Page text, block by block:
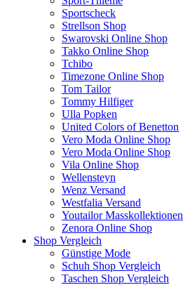
Sportscheck
Strellson Shop
Swarovski Online Shop
Takko Online Shop
Tchibo
Timezone Online Shop
Tom Tailor
Tommy Hilfiger
Ulla Popken
United Colors of Benetton
Vero Moda Online Shop
Vero Moda Online Shop
Vila Online Shop
Wellensteyn
Wenz Versand
Westfalia Versand
Youtailor Masskollektionen
Zenora Online Shop
Shop Vergleich
Günstige Mode
Schuh Shop Vergleich
Taschen Shop Vergleich